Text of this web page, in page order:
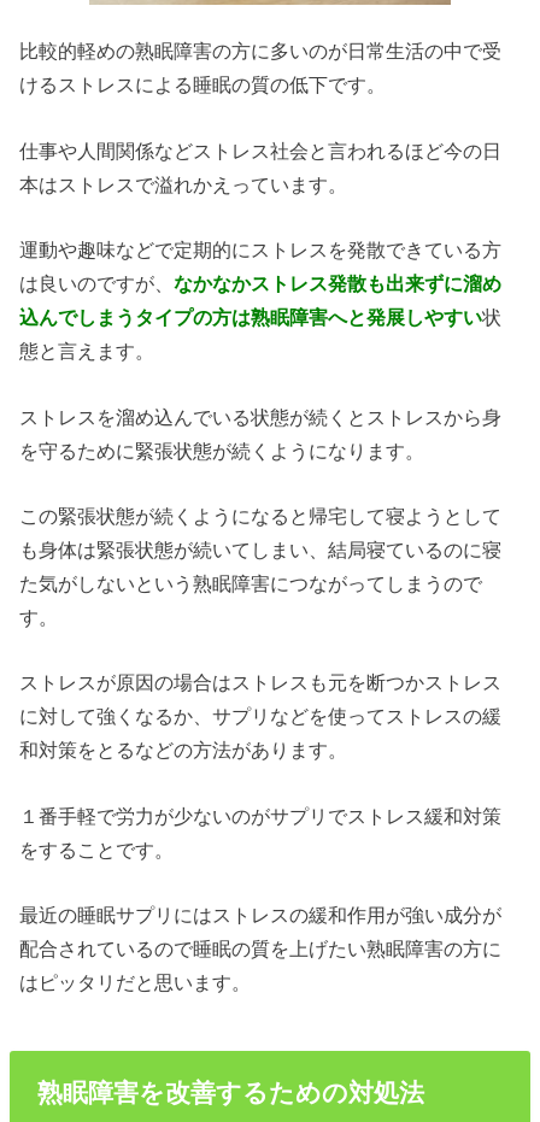
比較的軽めの熟眠障害の方に多いのが日常生活の中で受
けるストレスによる睡眠の質の低下です。
仕事や人間関係などストレス社会と言われるほど今の日
本はストレスで溢れかえっています。
運動や趣味などで定期的にストレスを発散できている方
は良いのですが、なかなかストレス発散も出来ずに溜め
込んでしまうタイプの方は熟眠障害へと発展しやすい状
態と言えます。
ストレスを溜め込んでいる状態が続くとストレスから身
を守るために緊張状態が続くようになります。
この緊張状態が続くようになると帰宅して寝ようとして
も身体は緊張状態が続いてしまい、結局寝ているのに寝
た気がしないという熟眠障害につながってしまうので
す。
ストレスが原因の場合はストレスも元を断つかストレス
に対して強くなるか、サプリなどを使ってストレスの緩
和対策をとるなどの方法があります。
１番手軽で労力が少ないのがサプリでストレス緩和対策
をすることです。
最近の睡眠サプリにはストレスの緩和作用が強い成分が
配合されているので睡眠の質を上げたい熟眠障害の方に
はピッタリだと思います。
熟眠障害を改善するための対処法